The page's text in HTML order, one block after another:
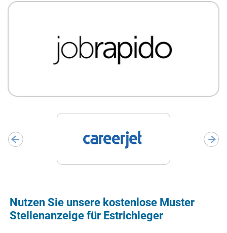
Nutzen Sie unsere kostenlose Muster
Stellenanzeige für Estrichleger